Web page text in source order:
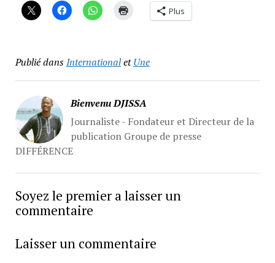
Plus
Publié dansInternationaletUne
Bienvenu DJISSA
Journaliste - Fondateur et Directeur de la
publication Groupe de presse
DIFFÉRENCE
Soyez le premier a laisser un
commentaire
Laisser un commentaire